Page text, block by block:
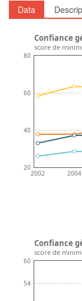
Data
2002 2004
20
40
60
80
Confiance
score de
54
60
Confiance
score de